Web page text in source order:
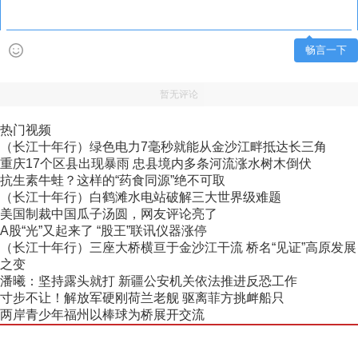
畅言一下
暂无评论
热门视频
（长江十年行）绿色电力7毫秒就能从金沙江畔抵达长三角
重庆17个区县出现暴雨 忠县境内多条河流涨水树木倒伏
抗生素牛蛙？这样的“药食同源”绝不可取
（长江十年行）白鹤滩水电站破解三大世界级难题
美国制裁中国瓜子汤圆，网友评论亮了
A股“光”又起来了 “股王”联讯仪器涨停
（长江十年行）三座大桥横亘于金沙江干流 桥名“见证”高原发展
之变
潘曦：坚持露头就打 新疆公安机关依法推进反恐工作
寸步不让！解放军硬刚荷兰老舰 驱离菲方挑衅船只
两岸青少年福州以棒球为桥展开交流